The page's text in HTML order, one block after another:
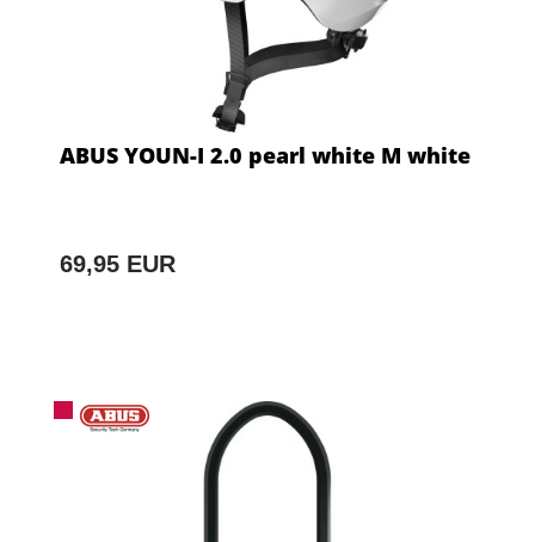
ABUS YOUN-I 2.0 pearl white M white
69,95 EUR